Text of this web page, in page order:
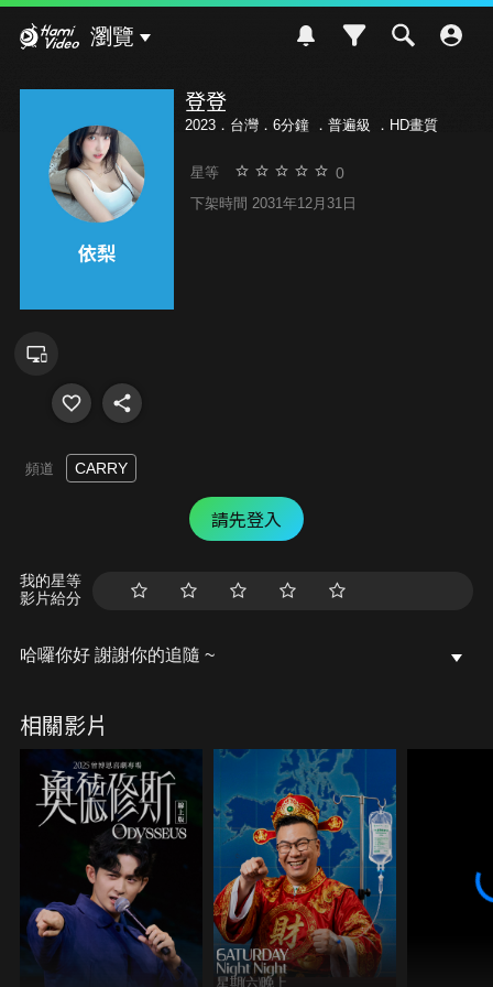
瀏覽
登登
2023．台灣．6分鐘 ． 普遍級 ．HD畫質
星等 0
下架時間 2031年12月31日
頻道 CARRY
請先登入
我的星等
影片給分
哈囉你好 謝謝你的追隨 ~
相關影片